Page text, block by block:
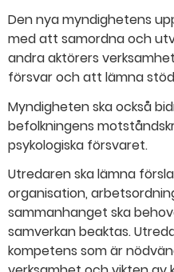
Den nya myndighetens
med att samordna och
andra aktörers
försvar och att lämna
Myndigheten ska också
befolkningens
psykologiska försvaret.
Utredaren ska lämna
organisation,
sammanhanget ska
samverkan beaktas.
kompetens som är